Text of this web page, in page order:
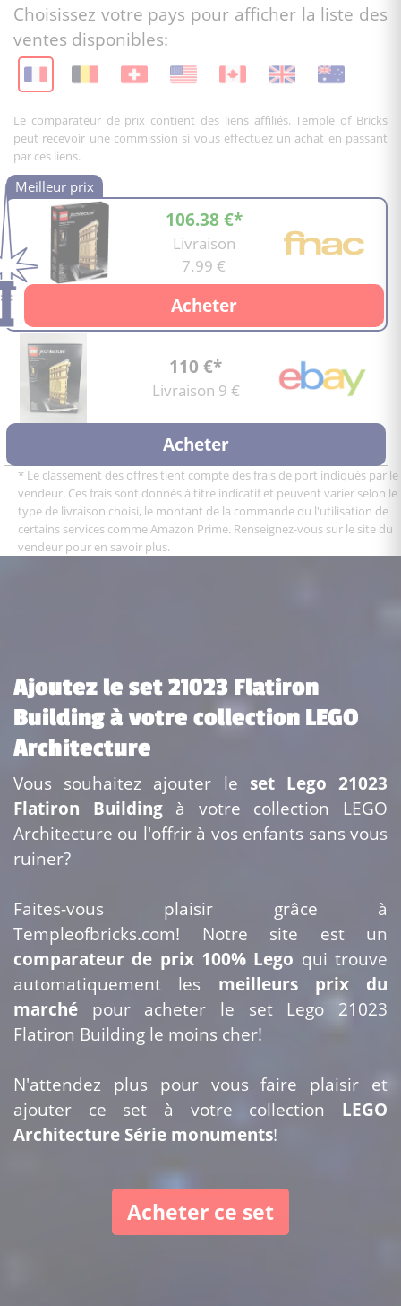
Choisissez votre pays pour afficher la liste des
ventes disponibles:
Le comparateur de prix contient des liens affiliés. Temple of Bricks
peut recevoir une commission si vous effectuez un achat en passant
par ces liens.
106.38 €*
Livraison
7.99 €
Acheter
110 €*
Livraison 9 €
Acheter
* Le classement des offres tient compte des frais de port indiqués par le
vendeur. Ces frais sont donnés à titre indicatif et peuvent varier selon le
type de livraison choisi, le montant de la commande ou l'utilisation de
certains services comme Amazon Prime. Renseignez-vous sur le site du
vendeur pour en savoir plus.
Ajoutez le set 21023 Flatiron
Building à votre collection LEGO
Architecture
Vous souhaitez ajouter le set Lego 21023
Flatiron Buildingà votre collection LEGO
Architecture ou l'offrir à vos enfants sans vous
ruiner?
Faites-vous plaisir grâce à
Templeofbricks.com! Notre site est un
comparateur de prix 100% Lego qui trouve
automatiquement les meilleurs prix du
marché pour acheter le set Lego 21023
Flatiron Building le moins cher!
N'attendez plus pour vous faire plaisir et
ajouter ce set à votre collection LEGO
Architecture Série monuments!
Acheter ce set